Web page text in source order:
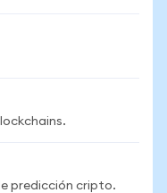
predicción cripto.